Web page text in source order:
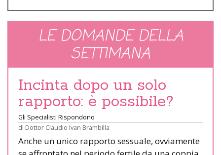
LE DOMANDE DELLA
SETTIMANA
Incinta dopo un solo
rapporto: è possibile?
Gli Specialisti Rispondono
di Dottor Claudio Ivan Brambilla
Anche un unico rapporto sessuale, ovviamente